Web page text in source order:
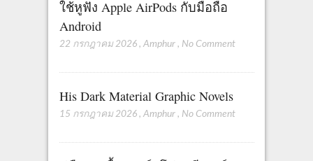
ใช้หูฟัง Apple AirPods กับมือถือ
Android
22 กรกฎาคม 2026 , Amphur , No Comment
His Dark Material Graphic Novels
15 กรกฎาคม 2026 , Amphur , No Comment